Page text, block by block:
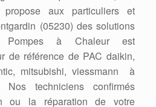
aux particuliers et
(05230) des solutions
à Chaleur est
de référence de PAC daikin,
mitsubishi, viessmann à
Nos techniciens confirmés
ou la réparation de votre